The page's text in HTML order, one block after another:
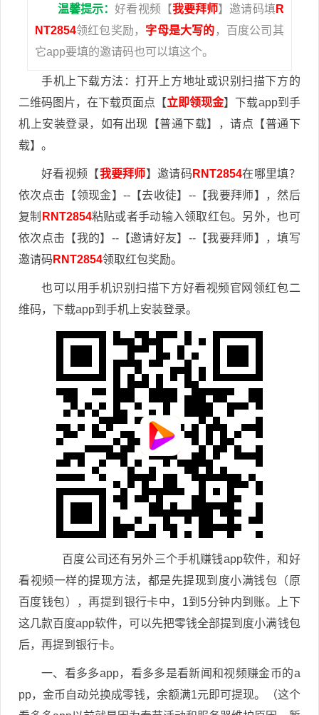
温馨提示：好看视频【我要拜师】邀请码填R
NT2854领红包奖励， 字母是大写的 ，百度公司其
它app要填的邀请码也可以填这个。
手机上下载方法：打开上方地址或识别扫描下方的
二维码图片，在下载页面点【立即领现金】下载app到手
机上安装登录，如有出现【普通下载】，请点【普通下
载】。
好看视频【我要拜师】邀请码 RNT2854在哪里填？
依次点击【领现金】--【去收徒】--【我要拜师】，然后
复制 RNT2854粘贴或者手动输入领取红包。另外，也可
依次点击【我的】--【邀请好友】--【我要拜师】，填写
邀请码 RNT2854领取红包奖励。
也可以用手机识别扫描下方好看视频官网领红包二
维码，下载app到手机上安装登录。
百度公司还有另外三个手机赚钱app软件，和好
看视频一样的提现方法，都是先提现到度小满钱包（原
百度钱包），再提到银行卡中，1到5分钟内到账。上下
这几款百度app软件，可以先把零钱全部提到度小满钱包
后，再提到银行卡。
一、看多多app，看多多是看新闻和视频赚金币的a
pp，金币自动兑换成零钱，余额满1元即可提现。（这个